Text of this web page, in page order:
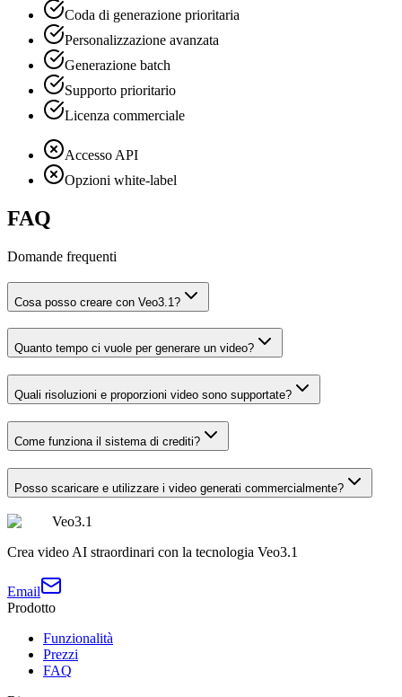
Coda di generazione prioritaria
Personalizzazione avanzata
Generazione batch
Supporto prioritario
Licenza commerciale
Accesso API
Opzioni white-label
FAQ
Domande frequenti
Cosa posso creare con Veo3.1?
Quanto tempo ci vuole per generare un video?
Quali risoluzioni e proporzioni video sono supportate?
Come funziona il sistema di crediti?
Posso scaricare e utilizzare i video generati commercialmente?
Veo3.1
Crea video AI straordinari con la tecnologia Veo3.1
Email
Prodotto
Funzionalità
Prezzi
FAQ